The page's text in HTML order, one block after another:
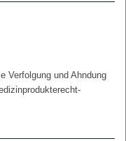
Verfolgung und Ahndung